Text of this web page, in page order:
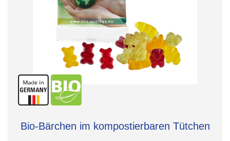
Bio-Bärchen im kompostierbaren Tütchen